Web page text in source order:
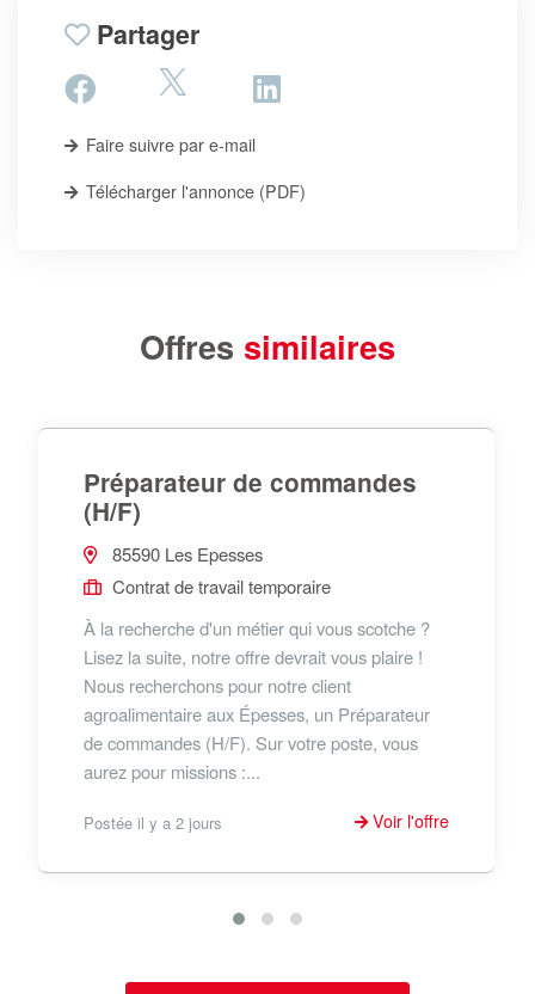
Partager
Faire suivre par e-mail
Télécharger l'annonce (PDF)
Offres similaires
Préparateur de commandes
(H/F)
85590 Les Epesses
Contrat de travail temporaire
À la recherche d'un métier qui vous scotche ?
Lisez la suite, notre offre devrait vous plaire !
Nous recherchons pour notre client
agroalimentaire aux Épesses, un Préparateur
de commandes (H/F). Sur votre poste, vous
aurez pour missions :...
Postée il y a 2 jours Voir l'offre